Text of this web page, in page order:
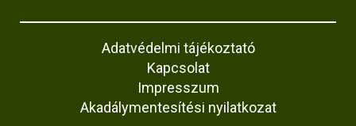
Adatvédelmi tájékoztató
Kapcsolat
Impresszum
Akadálymentesítési nyilatkozat